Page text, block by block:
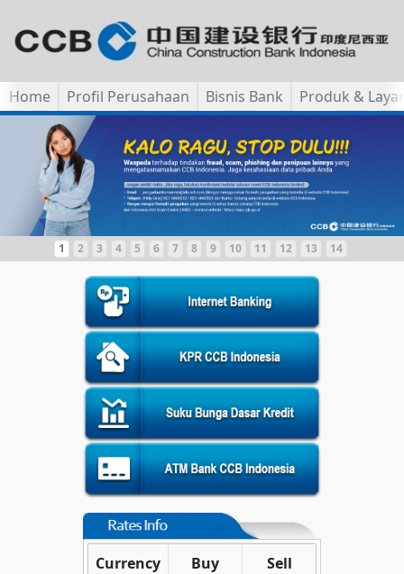
Home Profil Perusahaan Bisnis Bank Produk &
1 2 3 4 5 6 7 8 9 10 11 12 13 14
Currency Buy Sell